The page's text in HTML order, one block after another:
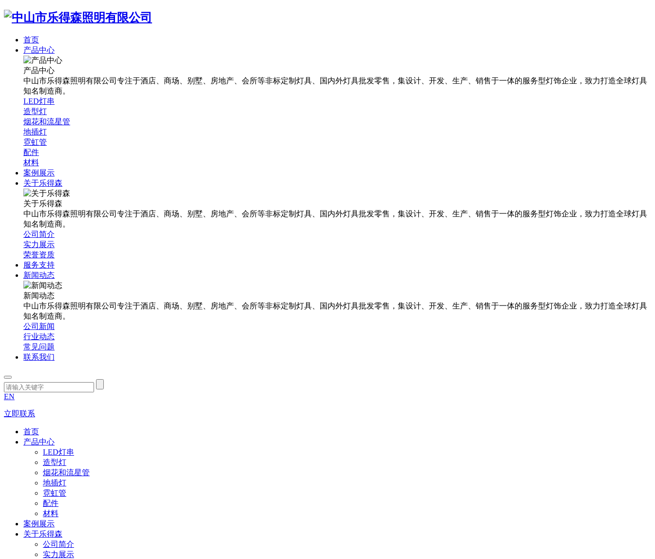
首页
产品中心
产品中心
中山市乐得森照明有限公司专注于酒店、商场、别墅、房地产、会所等非标定制灯具、国内外灯具批发零售，集设计、开发、生产、销售于一体的服务型灯饰企业，致力打造全球灯具
知名制造商。
LED灯串
造型灯
烟花和流星管
地插灯
霓虹管
配件
材料
案例展示
关于乐得森
关于乐得森
中山市乐得森照明有限公司专注于酒店、商场、别墅、房地产、会所等非标定制灯具、国内外灯具批发零售，集设计、开发、生产、销售于一体的服务型灯饰企业，致力打造全球灯具
知名制造商。
公司简介
实力展示
荣誉资质
服务支持
新闻动态
新闻动态
中山市乐得森照明有限公司专注于酒店、商场、别墅、房地产、会所等非标定制灯具、国内外灯具批发零售，集设计、开发、生产、销售于一体的服务型灯饰企业，致力打造全球灯具
知名制造商。
公司新闻
行业动态
常见问题
联系我们
EN
立即联系
首页
产品中心
LED灯串
造型灯
烟花和流星管
地插灯
霓虹管
配件
材料
案例展示
关于乐得森
公司简介
实力展示